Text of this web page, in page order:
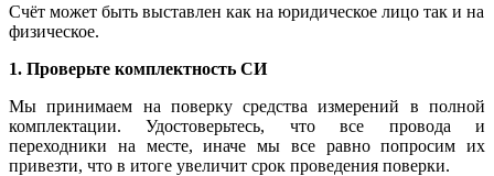
Счёт может быть выставлен как на юридическое лицо так и на
физическое.
1. Проверьте комплектность СИ
Мы принимаем на поверку средства измерений в полной
комплектации. Удостоверьтесь, что все провода и
переходники на месте, иначе мы все равно попросим их
привезти, что в итоге увеличит срок проведения поверки.